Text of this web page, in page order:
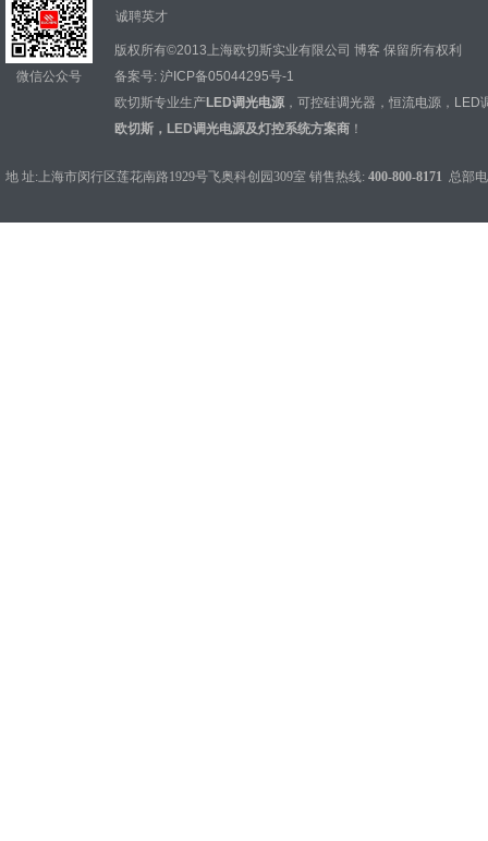
微信公众号
诚聘英才
版权所有©2013上海欧切斯实业有限公司 博客 保留所有权利
备案号: 沪ICP备05044295号-1
欧切斯专业生产LED调光电源 ， 可控硅调光器 ， 恒流电源 ， LED
欧切斯，LED调光电源及灯控系统方案商 ！
地 址:上海市闵行区莲花南路1929号飞奥科创园309室 销售热线: 400-800-8171 总部